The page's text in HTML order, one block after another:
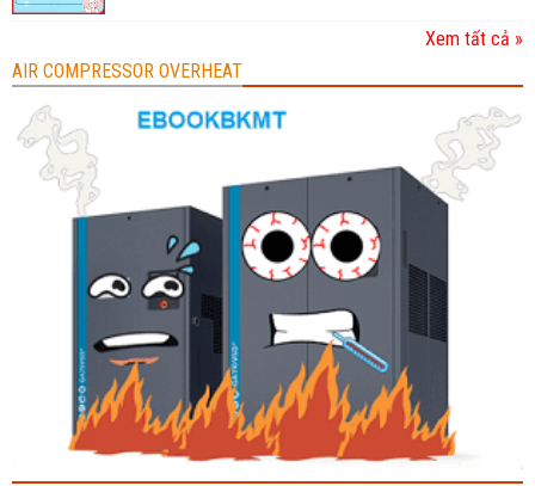
Xem tất cả »
AIR COMPRESSOR OVERHEAT